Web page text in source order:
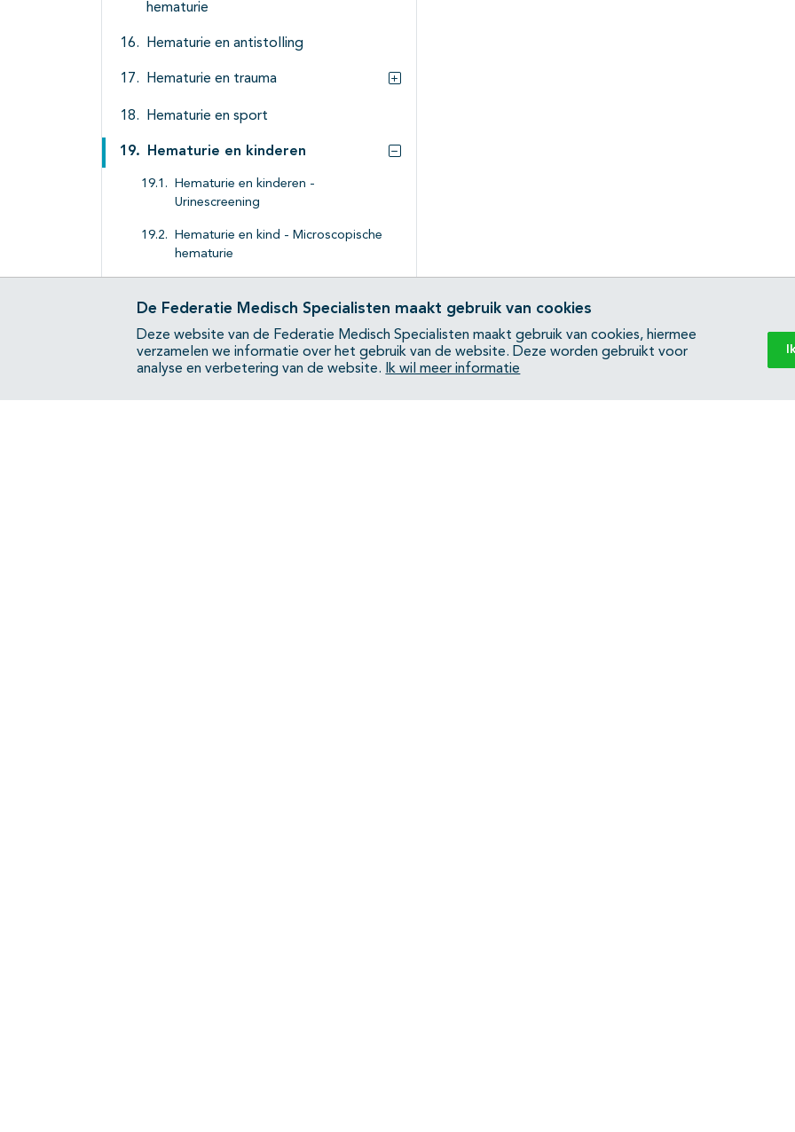
hematurie
Hematurie en antistolling
Hematurie en trauma
Hematurie en sport
Hematurie en kinderen
Hematurie en kinderen -
Urinescreening
Hematurie en kind - Microscopische
hematurie
hematurie
Hematurie en kinderen - Zeldzame
aandoeningen
De Federatie Medisch Specialisten maakt gebruik van cookies
Deze website van de Federatie Medisch Specialisten maakt gebruik van cookies, hiermee
verzamelen we informatie over het gebruik van de website. Deze worden gebruikt voor
analyse en verbetering van de website.
Ik wil meer informatie